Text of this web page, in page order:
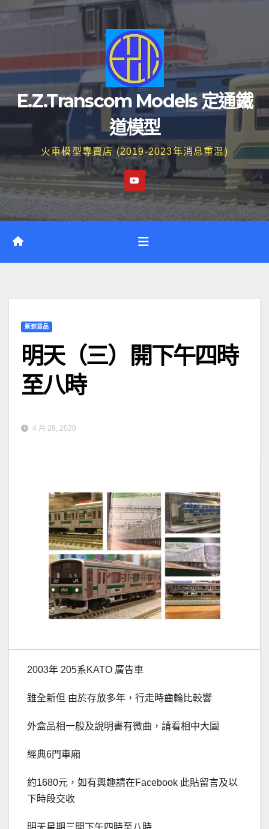
E.Z.Transcom Models 定通鐵
道模型
火車模型專賣店 (2019-2023年消息重温)
新到貨品
明天（三）開下午四時
至八時
4 月 28, 2020
2003年 205系KATO 廣告車
雖全新但 由於存放多年，行走時齒輪比較響
外盒品相一般及說明書有微曲，請看相中大圖
經典6門車廂
約1680元，如有興趣請在Facebook 此貼留言及以
下時段交收
明天星期三開下午四時至八時